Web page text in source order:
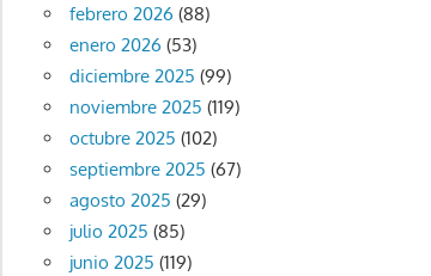
febrero 2026 (88)
enero 2026 (53)
diciembre 2025 (99)
noviembre 2025 (119)
octubre 2025 (102)
septiembre 2025 (67)
agosto 2025 (29)
julio 2025 (85)
junio 2025 (119)